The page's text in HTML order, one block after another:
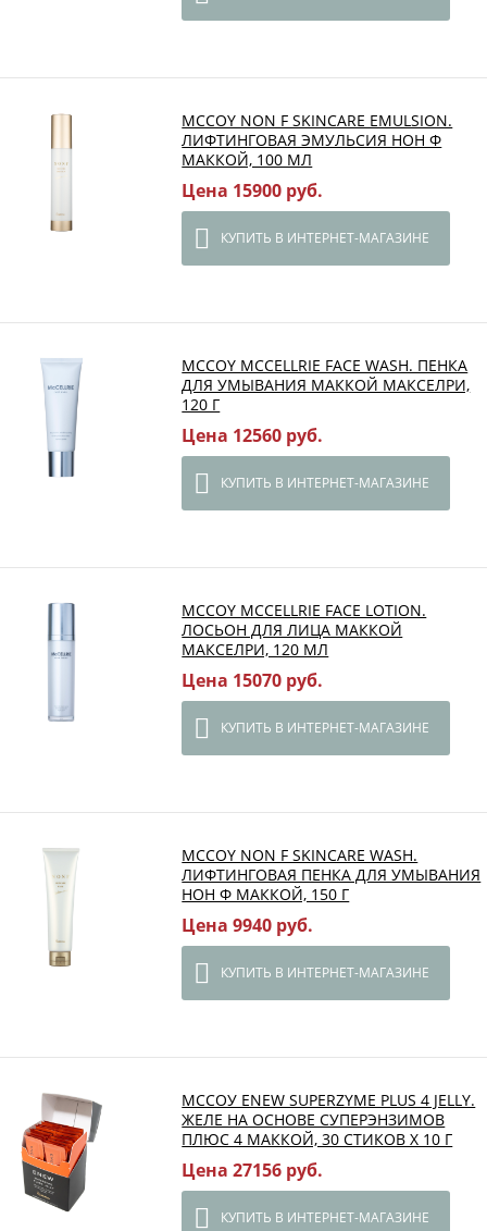
MCCOY NON F SKINCARE EMULSION.
ЛИФТИНГОВАЯ ЭМУЛЬСИЯ НОН Ф
МАККОЙ, 100 МЛ
Цена 15900 руб.
КУПИТЬ В ИНТЕРНЕТ-МАГАЗИНЕ
MCCOY MCCELLRIE FACE WASH. ПЕНКА
ДЛЯ УМЫВАНИЯ МАККОЙ МАКСЕЛРИ,
120 Г
Цена 12560 руб.
КУПИТЬ В ИНТЕРНЕТ-МАГАЗИНЕ
MCCOY MCCELLRIE FACE LOTION.
ЛОСЬОН ДЛЯ ЛИЦА МАККОЙ
МАКСЕЛРИ, 120 МЛ
Цена 15070 руб.
КУПИТЬ В ИНТЕРНЕТ-МАГАЗИНЕ
MCCOY NON F SKINCARE WASH.
ЛИФТИНГОВАЯ ПЕНКА ДЛЯ УМЫВАНИЯ
НОН Ф МАККОЙ, 150 Г
Цена 9940 руб.
КУПИТЬ В ИНТЕРНЕТ-МАГАЗИНЕ
МССОУ ENEW SUPERZYME PLUS 4 JELLY.
ЖЕЛЕ НА ОСНОВЕ СУПЕРЭНЗИМОВ
ПЛЮС 4 МАККОЙ, 30 СТИКОВ Х 10 Г
Цена 27156 руб.
КУПИТЬ В ИНТЕРНЕТ-МАГАЗИНЕ